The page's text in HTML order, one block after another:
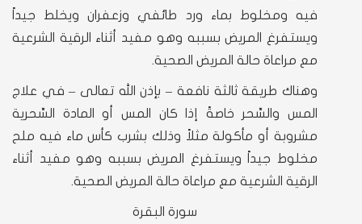
فيه ومخلوط بماء ورد طائفي وزعفران ويخلط جيداً
ويستفرغ المريض بسببه وهو مفيد أثناء الرقية الشرعية
مع مراعاة حالة المريض الصحية.
وهناك طريقة ثالثة نافعة – بإذن الله تعالى – في علاج
المس والسِّحر خاصةً إذا كان المس أو المادة السِّحرية
مشروبة أو مأكولة مثلاً وذلك بشرب كأس ماء فيه ملح
مخلوط جيداً ويستفرغ المريض بسببه وهو مفيد أثناء
الرقية الشرعية مع مراعاة حالة المريض الصحية.
سورة البقرة